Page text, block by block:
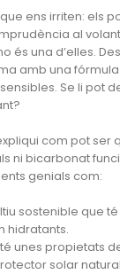
ens irriten: els
al
és una d’elles.
amb una fórmula
Se li pot
com pot ser
ni bicarbonat
genials com:
sostenible que
hidratants.
unes propietats
solar